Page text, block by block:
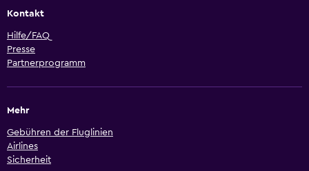
Kontakt
Hilfe/FAQ
Presse
Partnerprogramm
Mehr
Gebühren der Fluglinien
Airlines
Sicherheit